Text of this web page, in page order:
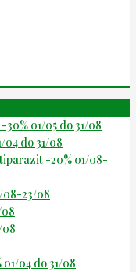
01/05 do 31/08
do 31/08
-20% 01/08-
08-23/08
08
04 do 31/08